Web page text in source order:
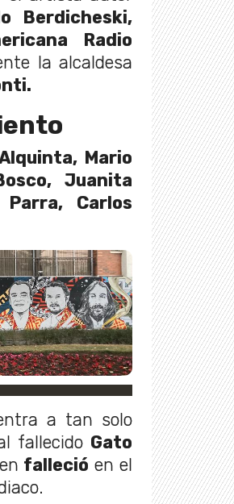
Berdicheski,
Radio
la alcaldesa
Mario
Juanita
Carlos
a tan solo
fallecido Gato
falleció en el